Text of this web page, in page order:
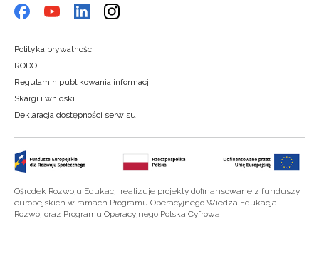
Polityka prywatności
RODO
Regulamin publikowania informacji
Skargi i wnioski
Deklaracja dostępności serwisu
Ośrodek Rozwoju Edukacji realizuje projekty dofinansowane z funduszy
europejskich w ramach Programu Operacyjnego Wiedza Edukacja
Rozwój oraz Programu Operacyjnego Polska Cyfrowa